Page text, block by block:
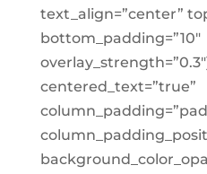
text_align=”center”
bottom_padding=”10″
centered_text=”true”